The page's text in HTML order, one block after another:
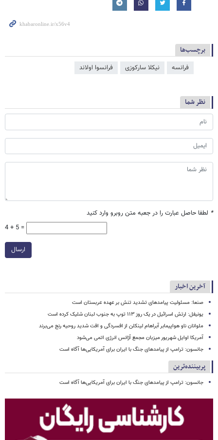
برچسب‌ها
فرانسه نیکلا سارکوزی فرانسوا اولاند
نظر شما
* لطفا حاصل عبارت را در جعبه متن روبرو وارد کنید
4 + 5 =
ارسال
آخرین اخبار
صنعا: مسئولیت پیامدهای تشدید تنش بر عهده عربستان است
یونیفل: ارتش اسرائیل در یک روز ۱۱۳ توپ به جنوب لبنان شلیک کرده است
ملوانان ناو هواپیمابر آبراهام لینکلن از افسردگی و افت شدید روحیه رنج می‌برند
آمریکا اوایل شهریور میزبان مجمع آژانس انرژی اتمی می‌شود
جانسون: ترامپ از پیامدهای جنگ با ایران برای آمریکایی‌ها آگاه است
پربیننده‌ترین
جانسون: ترامپ از پیامدهای جنگ با ایران برای آمریکایی‌ها آگاه است